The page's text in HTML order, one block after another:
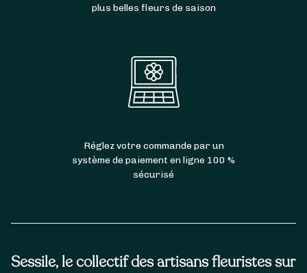
Sessile, le collectif des artisans fleuristes sur
plus belles fleurs de saison
Réglez votre commande par un
système de paiement en ligne 100 %
sécurisé